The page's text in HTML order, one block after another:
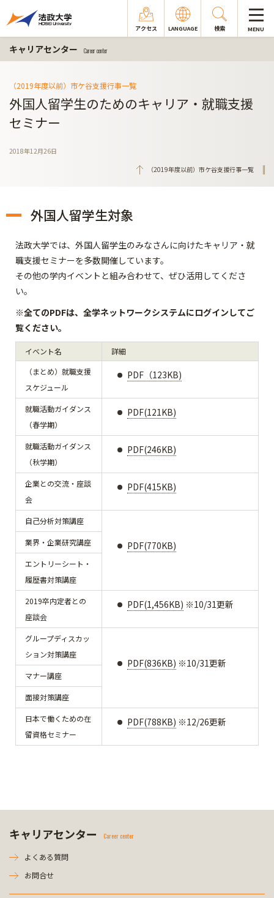
アクセス LANGUAGE 検索 MENU
キャリアセンター Career center
（2019年度以前）市ケ谷支援行事一覧
外国人留学生のためのキャリア・就職支援
セミナー
2018年12月26日
（2019年度以前）市ケ谷支援行事一覧
外国人留学生対象
法政大学では、外国人留学生のみなさんに向けたキャリア・就
職支援セミナーを多数開催しています。
その他の学内イベントと組み合わせて、ぜひ活用してくださ
い。
※全てのPDFは、全学ネットワークシステムにログインしてご
覧ください。
イベント名
詳細
（まとめ）就職支援
スケジュール
PDF（123KB)
就職活動ガイダンス
（春学期）
PDF(121KB)
就職活動ガイダンス
（秋学期）
PDF(246KB)
企業との交流・座談
会
PDF(415KB)
自己分析対策講座
PDF(770KB)
業界・企業研究講座
エントリーシート・
履歴書対策講座
2019卒内定者との
座談会
PDF(1,456KB) ※10/31更新
グループディスカッ
ション対策講座
PDF(836KB) ※10/31更新
マナー講座
面接対策講座
日本で働くための在
留資格セミナー
PDF(788KB) ※12/26更新
キャリアセンター Career center
よくある質問
お問合せ